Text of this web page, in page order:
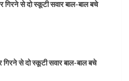
गिरने से दो स्कूटी सवार बाल-बाल बचे
गिरने से दो स्कूटी सवार बाल-बाल बचे